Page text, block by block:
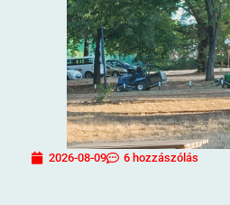
2026-08-09 6 hozzászólás